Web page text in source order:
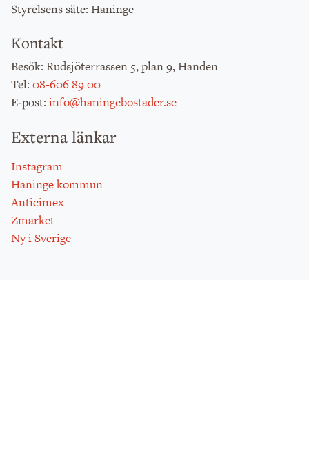
Styrelsens säte: Haninge
Kontakt
Besök: Rudsjöterrassen 5, plan 9, Handen
Tel: 08-606 89 00
E-post: info@haningebostader.se
Externa länkar
Instagram
Haninge kommun
Anticimex
Zmarket
Ny i Sverige